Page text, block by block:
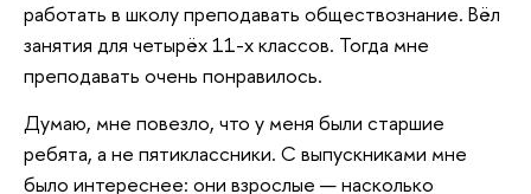
работать в школу преподавать обществознание. Вёл
занятия для четырёх 11-х классов. Тогда мне
преподавать очень понравилось.
Думаю, мне повезло, что у меня были старшие
ребята, а не пятиклассники. С выпускниками мне
было интереснее: они взрослые — насколько